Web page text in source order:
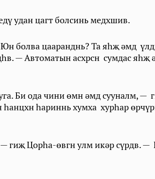
удан цагт болсинь медхшив.
болва цааранднь? Та яһҗ әмд
— Автоматын асхрсн сумдас яһҗ
Би ода чини өмн әмд сууналм, —
һанцхн һариннь хумха xyphap
гиҗ Цорһа-өвгн улм икәр сүрдв.